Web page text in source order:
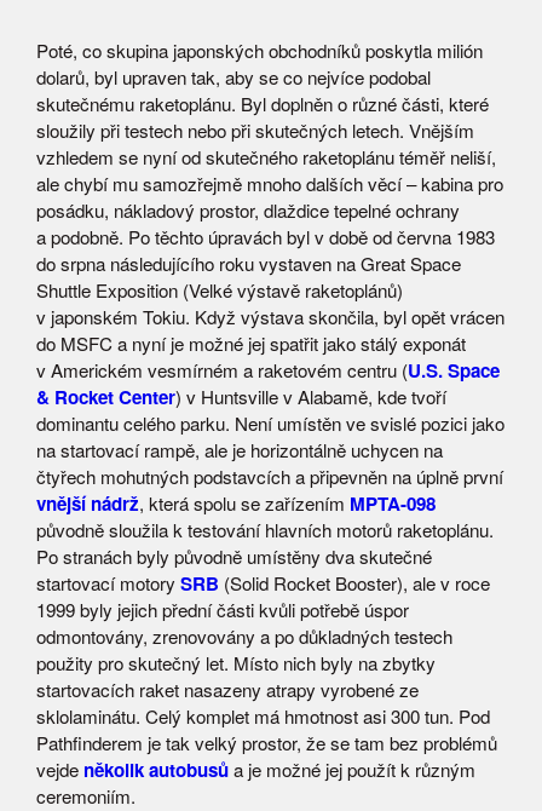
Poté, co skupina japonských obchodníků poskytla milión
dolarů, byl upraven tak, aby se co nejvíce podobal
skutečnému raketoplánu. Byl doplněn o různé části, které
sloužily při testech nebo při skutečných letech. Vnějším
vzhledem se nyní od skutečného raketoplánu téměř neliší,
ale chybí mu samozřejmě mnoho dalších věcí – kabina pro
posádku, nákladový prostor, dlaždice tepelné ochrany
a podobně. Po těchto úpravách byl v době od června 1983
do srpna následujícího roku vystaven na Great Space
Shuttle Exposition (Velké výstavě raketoplánů)
v japonském Tokiu. Když výstava skončila, byl opět vrácen
do MSFC a nyní je možné jej spatřit jako stálý exponát
v Americkém vesmírném a raketovém centru (U.S. Space
& Rocket Center) v Huntsville v Alabamě, kde tvoří
dominantu celého parku. Není umístěn ve svislé pozici jako
na startovací rampě, ale je horizontálně uchycen na
čtyřech mohutných podstavcích a připevněn na úplně první
vnější nádrž, která spolu se zařízením MPTA-098
původně sloužila k testování hlavních motorů raketoplánu.
Po stranách byly původně umístěny dva skutečné
startovací motory SRB (Solid Rocket Booster), ale v roce
1999 byly jejich přední části kvůli potřebě úspor
odmontovány, zrenovovány a po důkladných testech
použity pro skutečný let. Místo nich byly na zbytky
startovacích raket nasazeny atrapy vyrobené ze
sklolaminátu. Celý komplet má hmotnost asi 300 tun. Pod
Pathfinderem je tak velký prostor, že se tam bez problémů
vejde několik autobusůa je možné jej použít k různým
ceremoniím.